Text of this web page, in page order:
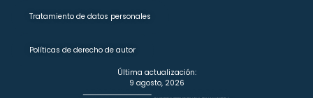
Tratamiento de datos personales
Políticas de derecho de autor
Última actualización:
9 agosto, 2026